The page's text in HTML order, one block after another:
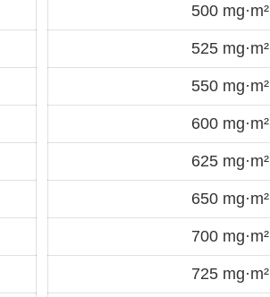
500 mg·m²
525 mg·m²
550 mg·m²
600 mg·m²
625 mg·m²
650 mg·m²
700 mg·m²
725 mg·m²